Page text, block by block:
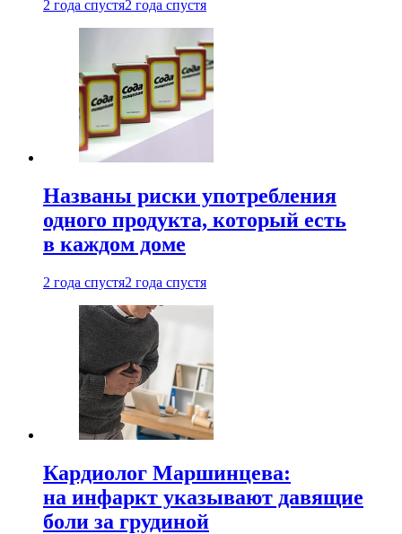
2 года спустя2 года спустя
Названы риски употребления
одного продукта, который есть
в каждом доме
2 года спустя2 года спустя
Кардиолог Маршинцева:
на инфаркт указывают давящие
боли за грудиной